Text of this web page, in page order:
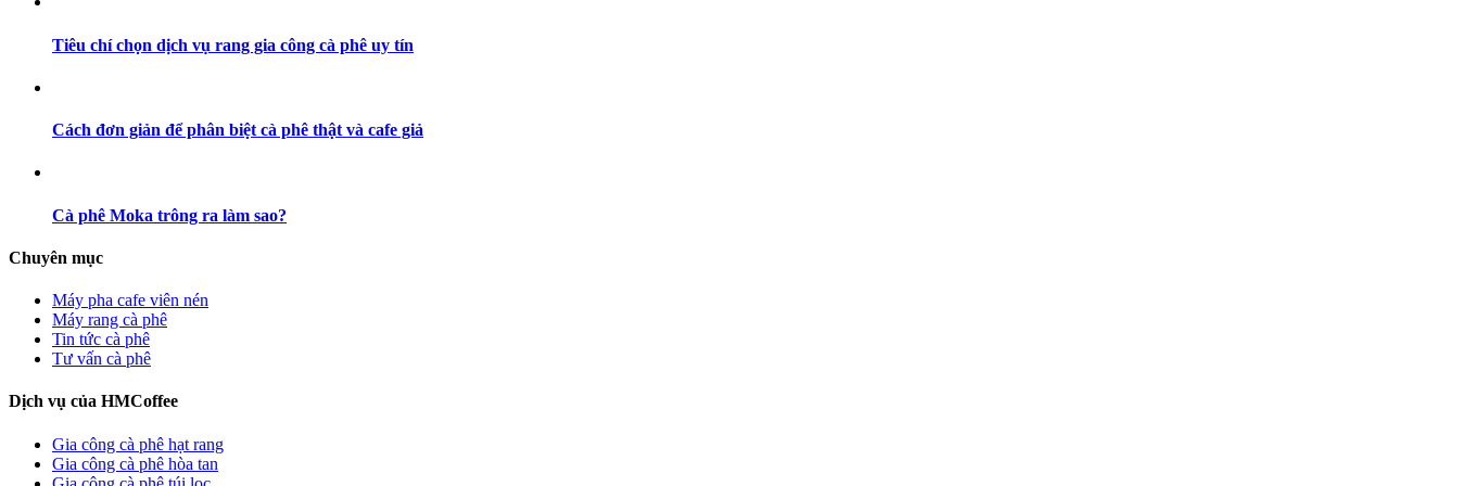
Tiêu chí chọn dịch vụ rang gia công cà phê uy tín
Cách đơn giản để phân biệt cà phê thật và cafe giả
Cà phê Moka trông ra làm sao?
Chuyên mục
Máy pha cafe viên nén
Máy rang cà phê
Tin tức cà phê
Tư vấn cà phê
Dịch vụ của HMCoffee
Gia công cà phê hạt rang
Gia công cà phê hòa tan